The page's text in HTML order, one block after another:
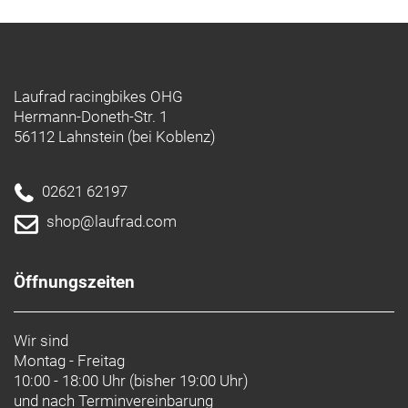
Laufrad racingbikes OHG
Hermann-Doneth-Str. 1
56112 Lahnstein (bei Koblenz)
02621 62197
shop@laufrad.com
Öffnungszeiten
Wir sind
Montag - Freitag
10:00 - 18:00 Uhr (bisher 19:00 Uhr)
und nach Terminvereinbarung